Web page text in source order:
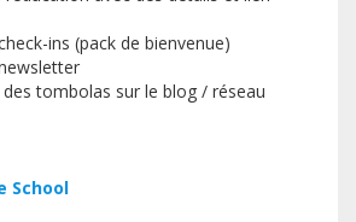
ins (pack de bienvenue)
tombolas sur le blog / réseau
School